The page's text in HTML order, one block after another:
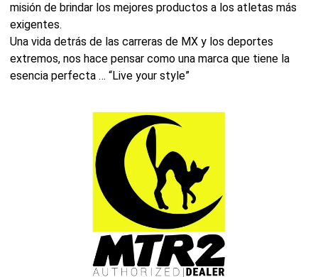
misión de brindar los mejores productos a los atletas más
exigentes.
Una vida detrás de las carreras de MX y los deportes
extremos, nos hace pensar como una marca que tiene la
esencia perfecta … “Live your style”